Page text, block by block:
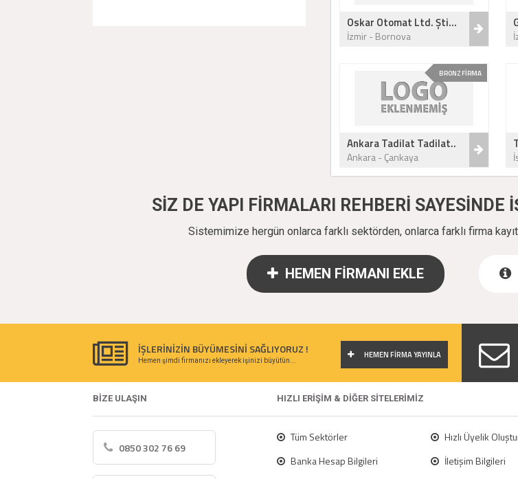
Oskar Otomat Ltd. Şti...
İzmir - Bornova
BRONZ FİRMA
Ankara Tadilat Tadilat..
Ankara - Çankaya
SİZ DE YAPI FİRMALARI REHBERİ SAYESİNDE
Sistemimize hergün onlarca farklı sektörden, onlarca farklı firma
HEMEN FİRMANI EKLE
İŞLERİNİZİN BÜYÜMESİNİ SAĞLIYORUZ ! HEMEN FİRMA YAYINLA
Hemen şimdi firmanızı ekleyerek işinizi büyütün...
BİZE ULAŞIN HIZLI ERİŞİM & DİĞER SİTELERİMİZ
0850 302 76 69
Tüm Sektörler
Hızlı Üyelik
Banka Hesap Bilgileri
İletişim Bilgileri